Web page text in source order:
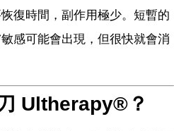
復時間，副作用極少。短暫的
感可能會出現，但很快就會消
Ultherapy®？